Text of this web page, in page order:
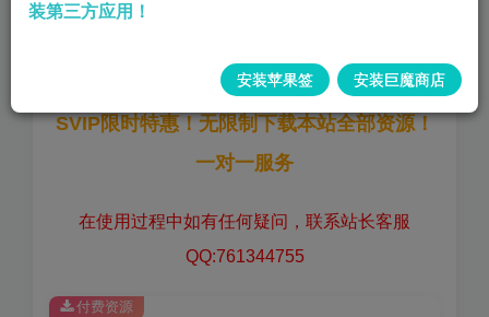
版本:3.2.3
SVIP限时特惠！无限制下载本站全部资源！
一对一服务
在使用过程中如有任何疑问，联系站长客服
QQ:761344755
付费资源
装第三方应用！
安装苹果签 安装巨魔商店